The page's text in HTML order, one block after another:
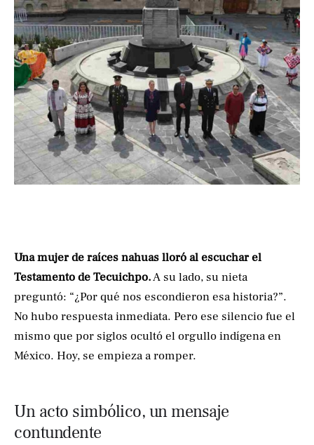
Una mujer de raíces nahuas lloró al escuchar el
Testamento de Tecuichpo.A su lado, su nieta
preguntó: “¿Por qué nos escondieron esa historia?”.
No hubo respuesta inmediata. Pero ese silencio fue el
mismo que por siglos ocultó el orgullo indígena en
México. Hoy, se empieza a romper.
Un acto simbólico, un mensaje
contundente